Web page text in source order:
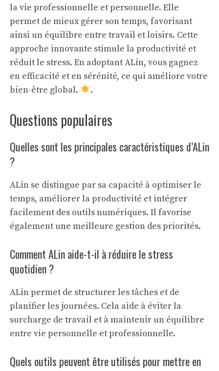
la vie professionnelle et personnelle. Elle
permet de mieux gérer son temps, favorisant
ainsi un équilibre entre travail et loisirs. Cette
approche innovante stimule la productivité et
réduit le stress. En adoptant ALin, vous gagnez
en efficacité et en sérénité, ce qui améliore votre
bien-être global.
.
Questions populaires
Quelles sont les principales caractéristiques d’ALin
?
ALin se distingue par sa capacité à optimiser le
temps, améliorer la productivité et intégrer
facilement des outils numériques. Il favorise
également une meilleure gestion des priorités.
Comment ALin aide-t-il à réduire le stress
quotidien ?
ALin permet de structurer les tâches et de
planifier les journées. Cela aide à éviter la
surcharge de travail et à maintenir un équilibre
entre vie personnelle et professionnelle.
Quels outils peuvent être utilisés pour mettre en